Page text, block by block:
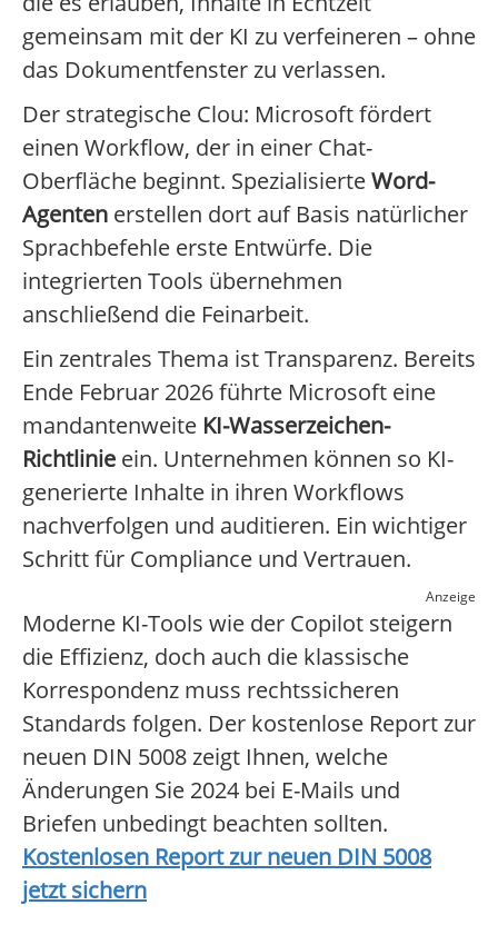
gemeinsam mit der KI zu verfeineren – ohne
das Dokumentfenster zu verlassen.
Der strategische Clou: Microsoft fördert
einen Workflow, der in einer Chat-
Oberfläche beginnt. SpezialisierteWord-
Agenten erstellen dort auf Basis natürlicher
Sprachbefehle erste Entwürfe. Die
integrierten Tools übernehmen
anschließend die Feinarbeit.
Ein zentrales Thema ist Transparenz. Bereits
Ende Februar 2026 führte Microsoft eine
mandantenweite KI-Wasserzeichen-
Richtlinie ein. Unternehmen können so KI-
generierte Inhalte in ihren Workflows
nachverfolgen und auditieren. Ein wichtiger
Schritt für Compliance und Vertrauen.
Anzeige
Moderne KI-Tools wie der Copilot steigern
die Effizienz, doch auch die klassische
Korrespondenz muss rechtssicheren
Standards folgen. Der kostenlose Report zur
neuen DIN 5008 zeigt Ihnen, welche
Änderungen Sie 2024 bei E-Mails und
Briefen unbedingt beachten sollten.
Kostenlosen Report zur neuen DIN 5008
jetzt sichern